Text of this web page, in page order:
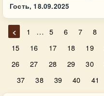
Гость, 18.09.2025
< 1 … 5 6 7 8
15
16 17 18 19
26
27 28 29 30
37
38 39 40 41